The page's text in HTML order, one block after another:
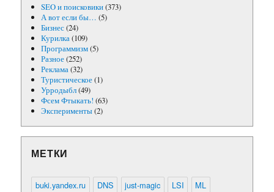
SEO и поисковики(373)
А вот если бы… (5)
Бизнес(24)
Курилка(109)
Программизм(5)
Разное(252)
Реклама(32)
Туристическое(1)
Урродыбл(49)
Фсем Фтыкать! (63)
Эксперименты(2)
МЕТКИ
buki.yandex.ru DNS just-magic LSI
ML